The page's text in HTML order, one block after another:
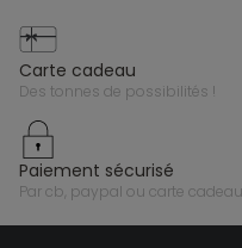
carte cadeau
des tonnes de possibilités !
paiement sécurisé
par cb, paypal ou carte cadeau